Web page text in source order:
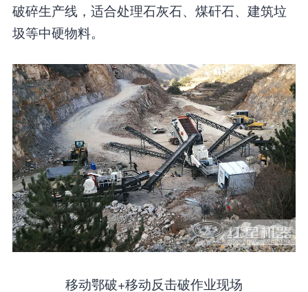
破碎生产线，适合处理石灰石、煤矸石、建筑垃
圾等中硬物料。
移动鄂破+移动反击破作业现场